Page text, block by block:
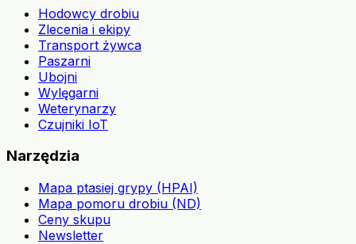
Hodowcy drobiu
Zlecenia i ekipy
Transport żywca
Paszarni
Ubojni
Wylęgarni
Weterynarzy
Czujniki IoT
Narzędzia
Mapa ptasiej grypy (HPAI)
Mapa pomoru drobiu (ND)
Ceny skupu
Newsletter